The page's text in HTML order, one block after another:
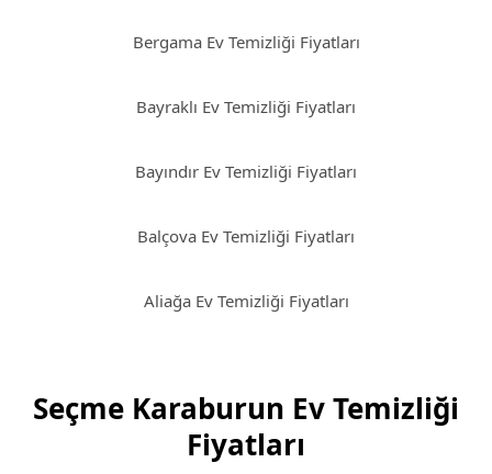
Bergama Ev Temizliği Fiyatları
Bayraklı Ev Temizliği Fiyatları
Bayındır Ev Temizliği Fiyatları
Balçova Ev Temizliği Fiyatları
Aliağa Ev Temizliği Fiyatları
Seçme Karaburun Ev Temizliği
Fiyatları